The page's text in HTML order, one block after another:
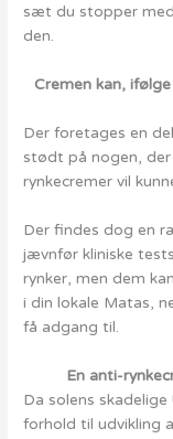
sæt du stopper
den.
Cremen kan,
Der foretages en
stødt på nogen,
rynkecremer vil
Der findes dog en
jævnfør kliniske
rynker, men dem
i din lokale Matas,
få adgang til.
En anti-
Da solens
forhold til udvikling